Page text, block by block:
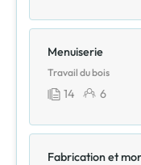
Menuiserie
Travail du bois
14 6
Fabrication et